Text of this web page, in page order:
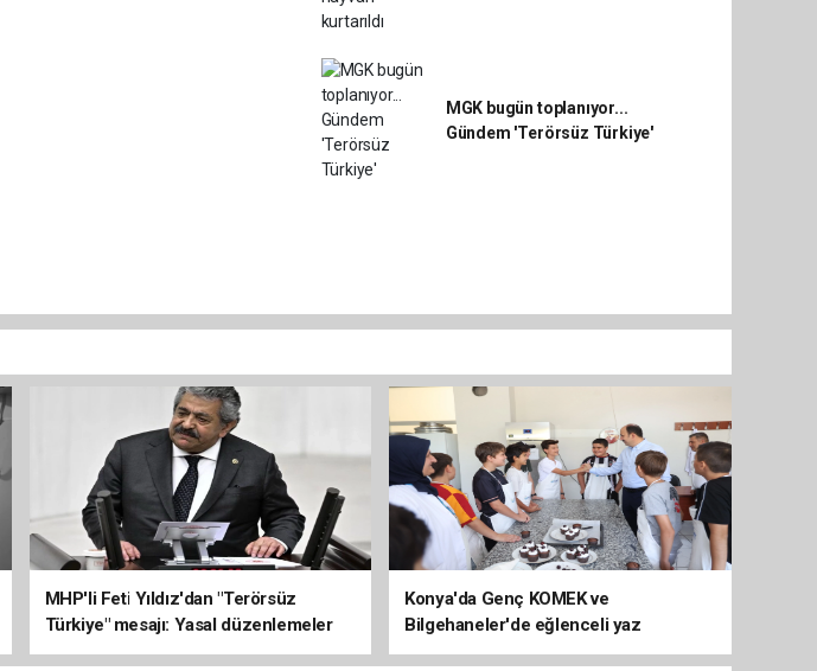
MGK bugün toplanıyor...
Gündem 'Terörsüz Türkiye'
MHP'li Feti Yıldız'dan "Terörsüz
Türkiye" mesajı: Yasal düzenlemeler
kalıcı sonuç üretecek
Konya'da Genç KOMEK ve
Bilgehaneler'de eğlenceli yaz